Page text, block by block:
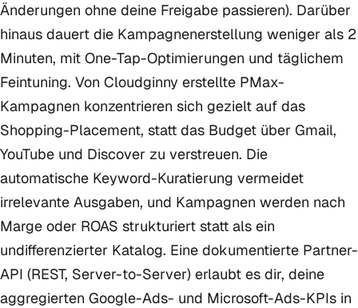
Änderungen ohne deine Freigabe passieren). Darüber
hinaus dauert die Kampagnenerstellung weniger als 2
Minuten, mit One-Tap-Optimierungen und täglichem
Feintuning. Von Cloudginny erstellte PMax-
Kampagnen konzentrieren sich gezielt auf das
Shopping-Placement, statt das Budget über Gmail,
YouTube und Discover zu verstreuen. Die
automatische Keyword-Kuratierung vermeidet
irrelevante Ausgaben, und Kampagnen werden nach
Marge oder ROAS strukturiert statt als ein
undifferenzierter Katalog. Eine dokumentierte Partner-
API (REST, Server-to-Server) erlaubt es dir, deine
aggregierten Google-Ads- und Microsoft-Ads-KPIs in